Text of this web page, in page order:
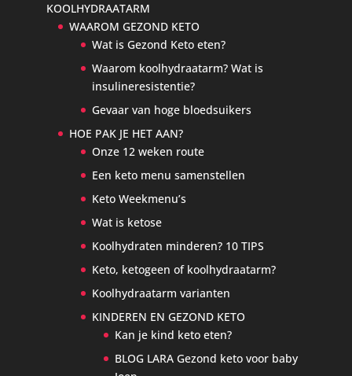
KOOLHYDRAATARM
WAAROM GEZOND KETO
Wat is Gezond Keto eten?
Waarom koolhydraatarm? Wat is
insulineresistentie?
Gevaar van hoge bloedsuikers
HOE PAK JE HET AAN?
Onze 12 weken route
Een keto menu samenstellen
Keto Weekmenu’s
Wat is ketose
Koolhydraten minderen? 10 TIPS
Keto, ketogeen of koolhydraatarm?
Koolhydraatarm varianten
KINDEREN EN GEZOND KETO
Kan je kind keto eten?
BLOG LARA Gezond keto voor baby